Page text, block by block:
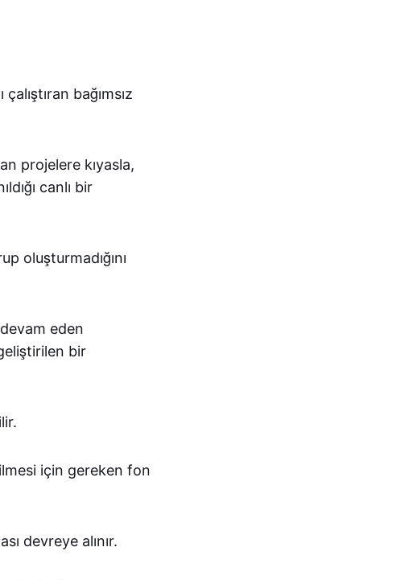
bağımsız
projelere kıyasla,
canlı bir
oluşturmadığını
eden
bir
için gereken fon
devreye alınır.